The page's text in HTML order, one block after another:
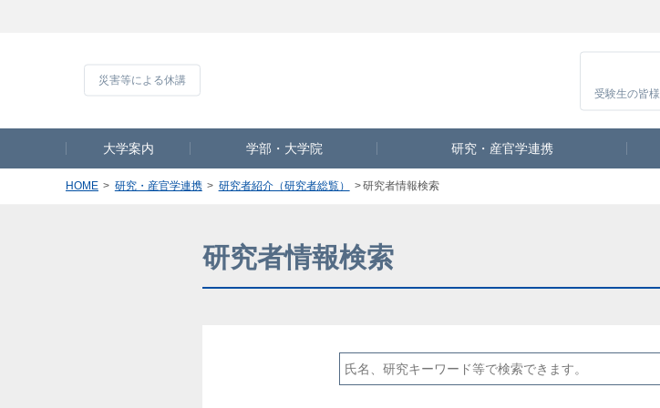
受験生の皆様
大学案内 学部・大学院 研究・産官学連携
HOME 研究・産官学連携 研究者紹介（研究者総覧） 研究者情報検索
研究者情報検索